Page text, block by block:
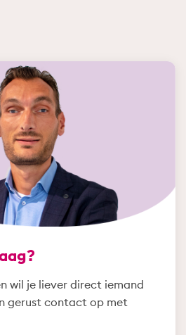
wil je liever direct iemand
gerust contact op met